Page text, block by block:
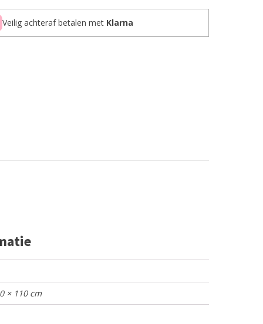
Veilig achteraf betalen met Klarna
× 110 cm